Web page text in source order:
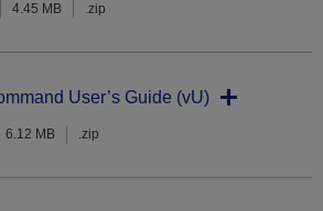
4.45 MB .zip
User’s Guide (vU)
6.12 MB .zip